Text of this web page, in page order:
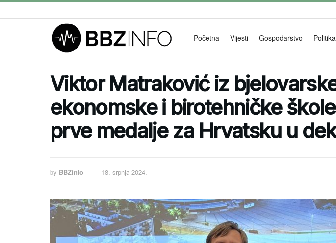
Početna Vijesti Gospodarstvo Politika
Viktor Matraković iz
ekonomske i birotehničke
prve medalje za Hrvatsku u
by BBZinfo 18. srpnja 2024.